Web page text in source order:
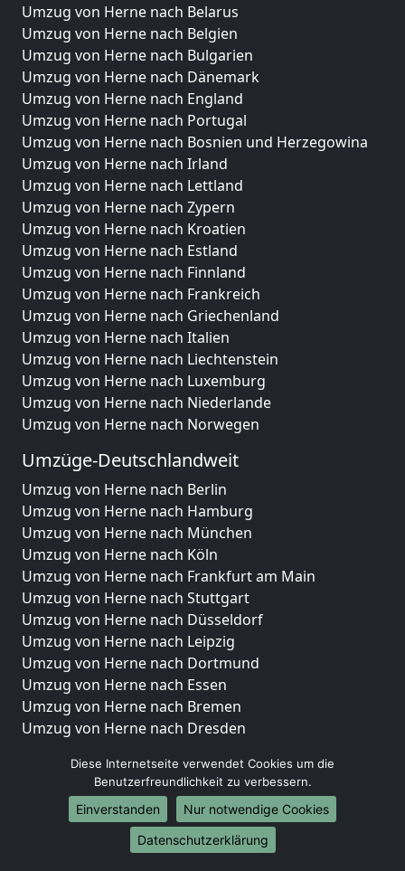
Umzug von Herne nach Belarus
Umzug von Herne nach Belgien
Umzug von Herne nach Bulgarien
Umzug von Herne nach Dänemark
Umzug von Herne nach England
Umzug von Herne nach Portugal
Umzug von Herne nach Bosnien und Herzegowina
Umzug von Herne nach Irland
Umzug von Herne nach Lettland
Umzug von Herne nach Zypern
Umzug von Herne nach Kroatien
Umzug von Herne nach Estland
Umzug von Herne nach Finnland
Umzug von Herne nach Frankreich
Umzug von Herne nach Griechenland
Umzug von Herne nach Italien
Umzug von Herne nach Liechtenstein
Umzug von Herne nach Luxemburg
Umzug von Herne nach Niederlande
Umzug von Herne nach Norwegen
Umzüge-Deutschlandweit
Umzug von Herne nach Berlin
Umzug von Herne nach Hamburg
Umzug von Herne nach München
Umzug von Herne nach Köln
Umzug von Herne nach Frankfurt am Main
Umzug von Herne nach Stuttgart
Umzug von Herne nach Düsseldorf
Umzug von Herne nach Leipzig
Umzug von Herne nach Dortmund
Umzug von Herne nach Essen
Umzug von Herne nach Bremen
Umzug von Herne nach Dresden
Umzug von Herne nach Nürnberg
Umzug von Herne nach Duisburg
Umzug von Herne nach Bochum
Umzug von Herne nach Wuppertal
Umzug von Herne nach Bielefeld
Diese Internetseite verwendet Cookies um die
Benutzerfreundlichkeit zu verbessern.
Einverstanden
Nur notwendige Cookies
Datenschutzerklärung